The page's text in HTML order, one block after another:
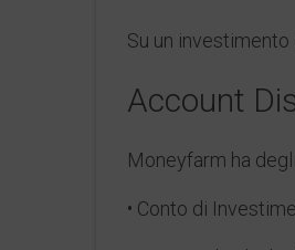
Su un
Account
Moneyfarm ha
• Conto di